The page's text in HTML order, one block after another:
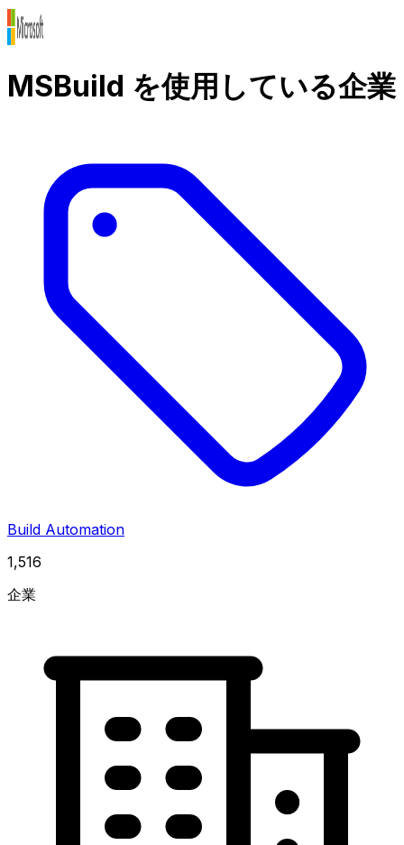
MSBuild を使用している企業
Build Automation
1,516
企業